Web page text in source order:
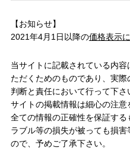
【お知らせ】
2021年4月1日以降の価格表示
当サイトに記載されている内
ただくためのものであり、実
判断と責任において行って下
サイトの掲載情報は細心の注
全ての情報の正確性を保証す
ラブル等の損失が被っても損
ので、予めご了承下さい。